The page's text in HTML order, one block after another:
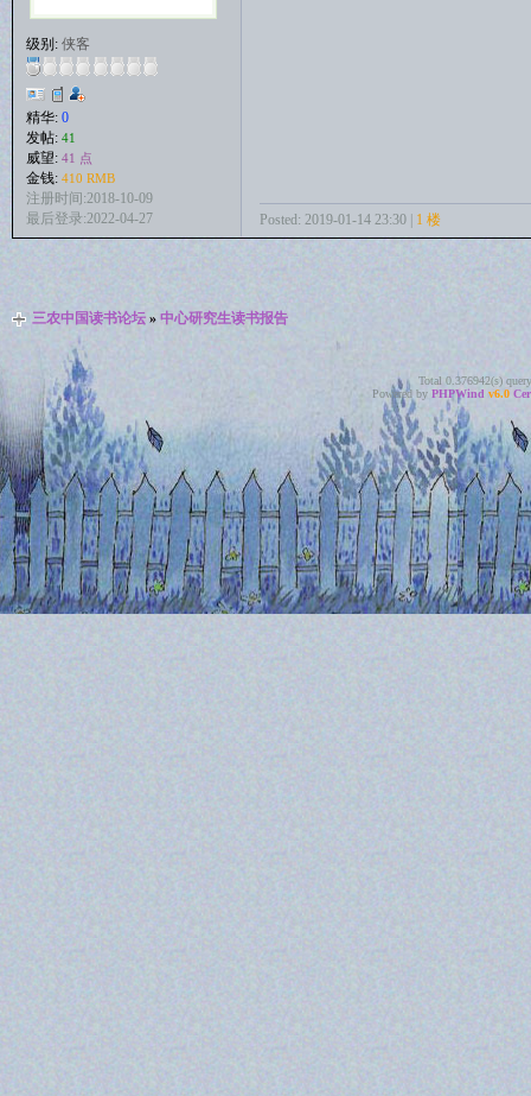
级别: 侠客
精华: 0
发帖: 41
威望: 41 点
金钱: 410 RMB
注册时间:2018-10-09
最后登录:2022-04-27
Posted: 2019-01-14 23:30 | 1 楼
三农中国读书论坛» 中心研究生读书报告
Total 0.376942(s)
Powered by PHPWind v6.0